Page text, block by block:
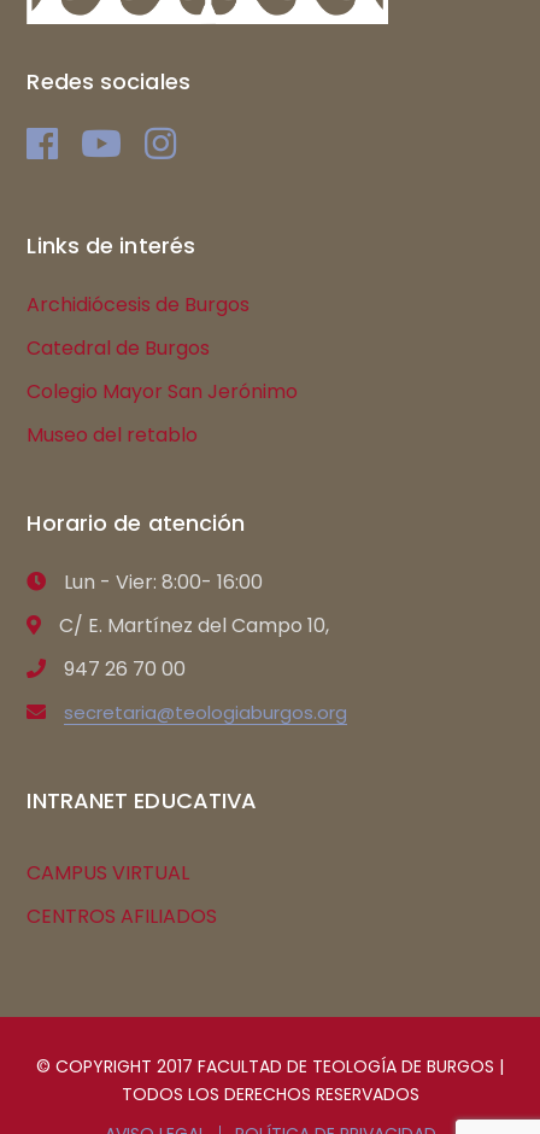
Redes sociales
Links de interés
Archidiócesis de Burgos
Catedral de Burgos
Colegio Mayor San Jerónimo
Museo del retablo
Horario de atención
Lun - Vier: 8:00- 16:00
C/ E. Martínez del Campo 10,
947 26 70 00
secretaria@teologiaburgos.org
INTRANET EDUCATIVA
CAMPUS VIRTUAL
CENTROS AFILIADOS
© COPYRIGHT 2017 FACULTAD DE TEOLOGÍA DE BURGOS |
TODOS LOS DERECHOS RESERVADOS